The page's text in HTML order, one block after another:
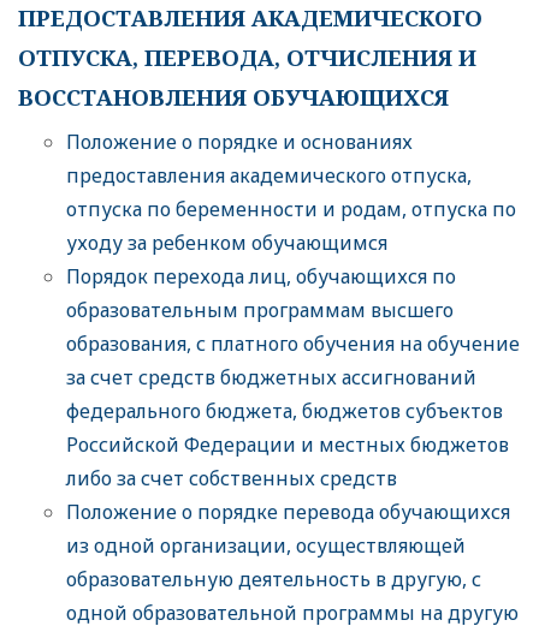
ПРЕДОСТАВЛЕНИЯ АКАДЕМИЧЕСКОГО
ОТПУСКА, ПЕРЕВОДА, ОТЧИСЛЕНИЯ И
ВОССТАНОВЛЕНИЯ ОБУЧАЮЩИХСЯ
Положение о порядке и основаниях
предоставления академического отпуска,
отпуска по беременности и родам, отпуска по
уходу за ребенком обучающимся
Порядок перехода лиц, обучающихся по
образовательным программам высшего
образования, с платного обучения на обучение
за счет средств бюджетных ассигнований
федерального бюджета, бюджетов субъектов
Российской Федерации и местных бюджетов
либо за счет собственных средств
Положение о порядке перевода обучающихся
из одной организации, осуществляющей
образовательную деятельность в другую, с
одной образовательной программы на другую